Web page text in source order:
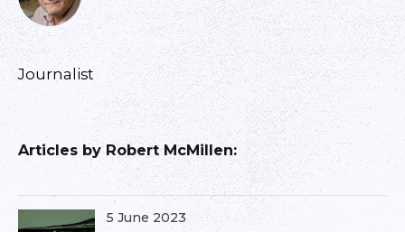
Journalist
Articles by Robert McMillen:
5 June 2023